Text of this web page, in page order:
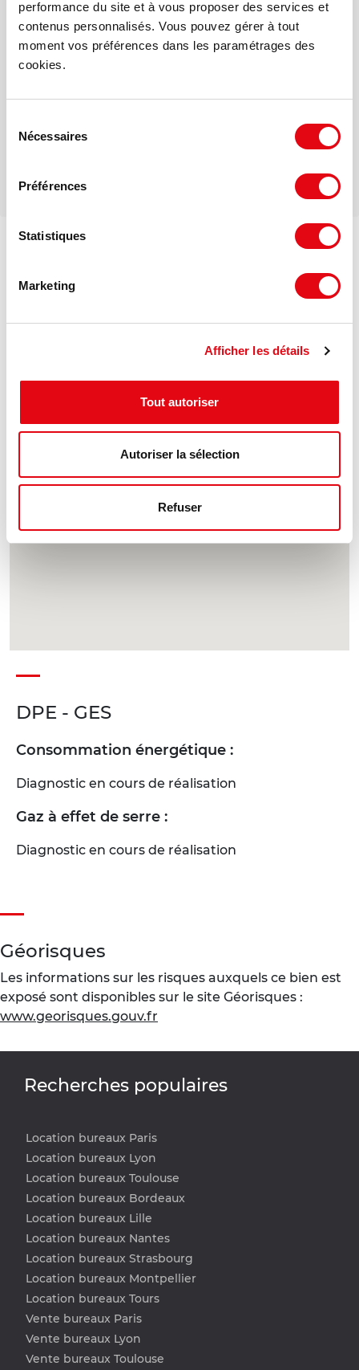
performance du site et à vous proposer des services et
contenus personnalisés. Vous pouvez gérer à tout
moment vos préférences dans les paramétrages des
cookies.
Nécessaires
Préférences
Statistiques
Marketing
Afficher les détails
Tout autoriser
Autoriser la sélection
Refuser
DPE - GES
Consommation énergétique :
Diagnostic en cours de réalisation
Gaz à effet de serre :
Diagnostic en cours de réalisation
Géorisques
Les informations sur les risques auxquels ce bien est
exposé sont disponibles sur le site Géorisques :
www.georisques.gouv.fr
Recherches populaires
Location bureaux Paris
Location bureaux Lyon
Location bureaux Toulouse
Location bureaux Bordeaux
Location bureaux Lille
Location bureaux Nantes
Location bureaux Strasbourg
Location bureaux Montpellier
Location bureaux Tours
Vente bureaux Paris
Vente bureaux Lyon
Vente bureaux Toulouse